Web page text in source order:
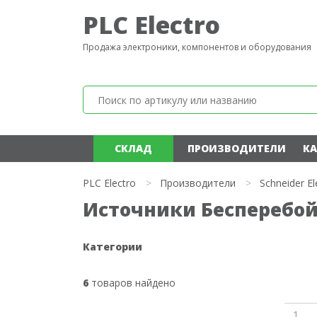
PLC Electro
Продажа электроники, компонентов и оборудования
СКЛАД ПРОИЗВОДИТЕЛИ
PLC Electro > Производители > Schneider
Источники
Категории
6 товаров найдено